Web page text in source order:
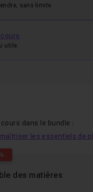
sans limite
utile.
dans le bundle :
les essentiels de
des matières